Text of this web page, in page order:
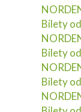
Bilety od
Bilety od
Bilety od